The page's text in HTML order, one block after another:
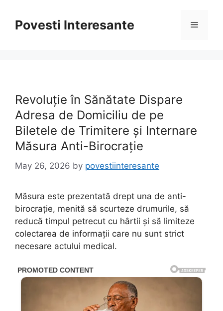
contentPovesti Interesante Menu
Revoluție în Sănătate Dispare
Adresa de Domiciliu de pe
Biletele de Trimitere și Internare
Măsura Anti-Birocrație
May 26, 2026 by povestiinteresante
Măsura este prezentată drept una de anti-
birocrație, menită să scurteze drumurile, să
reducă timpul petrecut cu hârtii și să limiteze
colectarea de informații care nu sunt strict
necesare actului medical.